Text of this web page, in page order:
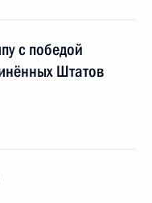
с победой
Штатов